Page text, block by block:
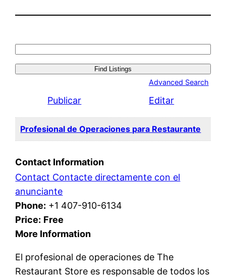
Search
for:
Advanced Search
Publicar Editar
Profesional de Operaciones para Restaurante
Contact Information
Contact Contacte directamente con el
anunciante
Phone: +1 407-910-6134
Price: Free
More Information
El profesional de operaciones de The
Restaurant Store es responsable de todos los